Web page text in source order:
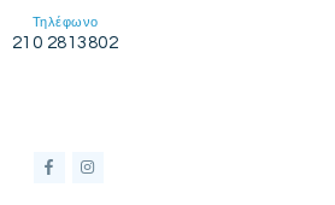
Τηλέφωνο
210 2813802